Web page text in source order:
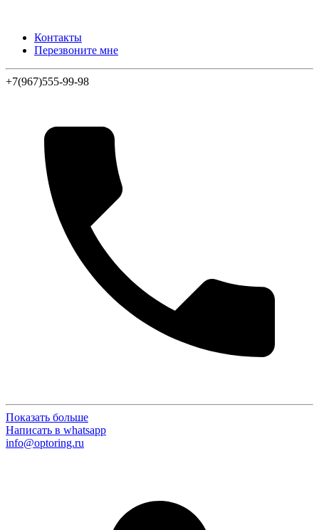
Контакты
Перезвоните мне
+7(967)555-99-98
Показать больше
Написать в whatsapp
info@optoring.ru